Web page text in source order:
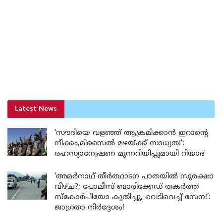
Latest News
‘സൗദിയെ വളഞ്ഞ് ആക്രമിക്കാൻ ഇറാന്റെ
നീക്കം,മിസൈൽ മഴയ്ക്ക് സാധ്യത!’:
രഹസ്യാന്വേഷണ മുന്നറിയിപ്പുമായി റിയാദ്
‘അമർനാഥ് തീർത്ഥാടന പാതയിൽ സുരക്ഷാ
വീഴ്ച?; പോലീസ് ബാരിക്കേഡ് തകർത്ത്
സ്കോർപിയോ കുതിച്ചു, വെടിവെച്ച് സേന!’:
ജാഗ്രതാ നിർദ്ദേശം!